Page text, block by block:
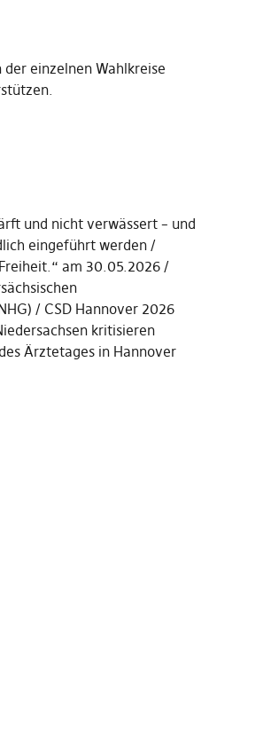
einzelnen Wahlkreise
.
und nicht verwässert – und
eingeführt werden
am 30.05.2026
CSD Hannover 2026
kritisieren
Ärztetages in Hannover